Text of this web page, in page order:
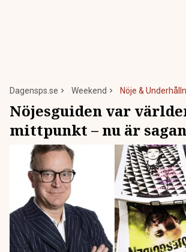
Dagensps.se Weekend Nöje &
Nöjesguiden var
mittpunkt – nu är